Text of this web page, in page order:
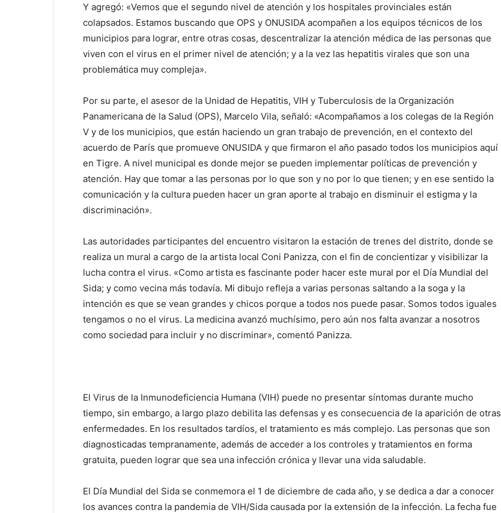
Y agregó: «Vemos que el segundo nivel de atención y los hospitales provinciales están
colapsados. Estamos buscando que OPS y ONUSIDA acompañen a los equipos técnicos de los
municipios para lograr, entre otras cosas, descentralizar la atención médica de las personas que
viven con el virus en el primer nivel de atención; y a la vez las hepatitis virales que son una
problemática muy compleja».
Por su parte, el asesor de la Unidad de Hepatitis, VIH y Tuberculosis de la Organización
Panamericana de la Salud (OPS), Marcelo Vila, señaló: «Acompañamos a los colegas de la Región
V y de los municipios, que están haciendo un gran trabajo de prevención, en el contexto del
acuerdo de París que promueve ONUSIDA y que firmaron el año pasado todos los municipios aquí
en Tigre. A nivel municipal es donde mejor se pueden implementar políticas de prevención y
atención. Hay que tomar a las personas por lo que son y no por lo que tienen; y en ese sentido la
comunicación y la cultura pueden hacer un gran aporte al trabajo en disminuir el estigma y la
discriminación».
Las autoridades participantes del encuentro visitaron la estación de trenes del distrito, donde se
realiza un mural a cargo de la artista local Coni Panizza, con el fin de concientizar y visibilizar la
lucha contra el virus. «Como artista es fascinante poder hacer este mural por el Día Mundial del
Sida; y como vecina más todavía. Mi dibujo refleja a varias personas saltando a la soga y la
intención es que se vean grandes y chicos porque a todos nos puede pasar. Somos todos iguales
tengamos o no el virus. La medicina avanzó muchísimo, pero aún nos falta avanzar a nosotros
como sociedad para incluir y no discriminar», comentó Panizza.
El Virus de la Inmunodeficiencia Humana (VIH) puede no presentar síntomas durante mucho
tiempo, sin embargo, a largo plazo debilita las defensas y es consecuencia de la aparición de otras
enfermedades. En los resultados tardíos, el tratamiento es más complejo. Las personas que son
diagnosticadas tempranamente, además de acceder a los controles y tratamientos en forma
gratuita, pueden lograr que sea una infección crónica y llevar una vida saludable.
El Día Mundial del Sida se conmemora el 1 de diciembre de cada año, y se dedica a dar a conocer
los avances contra la pandemia de VIH/Sida causada por la extensión de la infección. La fecha fue